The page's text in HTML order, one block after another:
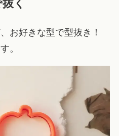
く
お好きな型で型抜き！
。